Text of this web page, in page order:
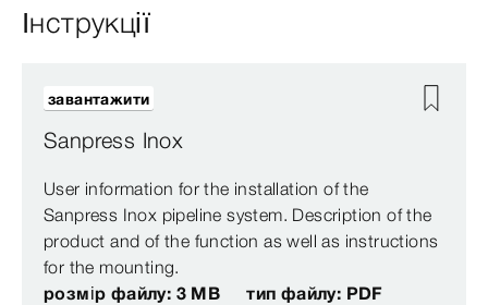
Інструкції
Sanpress Inox
User information for the installation of the
Sanpress Inox pipeline system. Description of the
product and of the function as well as instructions
for the mounting.
розмір файлу: 3 MB
тип файлу: PDF
завантажити